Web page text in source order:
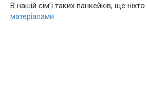
В нашій сім’ї таких панкейків, ще
матеріалами